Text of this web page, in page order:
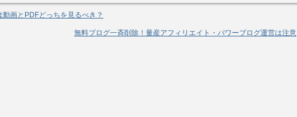
動画とPDFどっちを見るべき？
無料ブログ一斉削除！量産アフィリエイト・パワーブログ運営は注意